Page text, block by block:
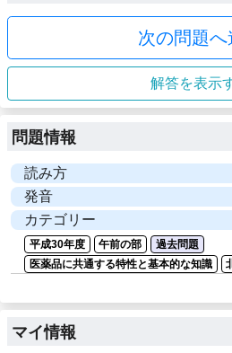
次の問題へ
解答を表示
問題情報
読み方
発音
カテゴリー
平成30年度 午前の部
過去問題
医薬品に共通する特性と基本的な知識
マイ情報